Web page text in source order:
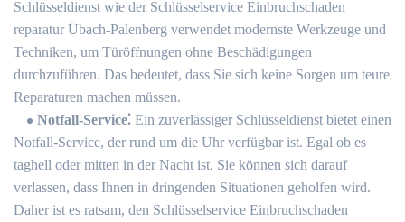
Schlüsseldienst wie der Schlüsselservice Einbruchschaden
reparatur Übach-Palenberg verwendet modernste Werkzeuge und
Techniken, um Türöffnungen ohne Beschädigungen
durchzuführen.​ Das bedeutet, dass Sie sich keine Sorgen um teure
Reparaturen machen müssen.​
Notfall-Service⁚ Ein zuverlässiger Schlüsseldienst bietet einen
Notfall-Service, der rund um die Uhr verfügbar ist.​ Egal ob es
taghell oder mitten in der Nacht ist, Sie können sich darauf
verlassen, dass Ihnen in dringenden Situationen geholfen wird.​
Daher ist es ratsam, den Schlüsselservice Einbruchschaden